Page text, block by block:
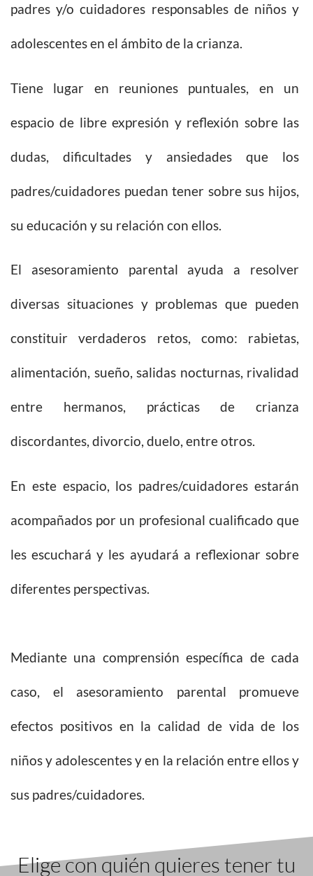
padres y/o cuidadores responsables de niños y
adolescentes en el ámbito de la crianza.
Tiene lugar en reuniones puntuales, en un
espacio de libre expresión y reflexión sobre las
dudas, dificultades y ansiedades que los
padres/cuidadores puedan tener sobre sus hijos,
su educación y su relación con ellos.
El asesoramiento parental ayuda a resolver
diversas situaciones y problemas que pueden
constituir verdaderos retos, como: rabietas,
alimentación, sueño, salidas nocturnas, rivalidad
entre hermanos, prácticas de crianza
discordantes, divorcio, duelo, entre otros.
En este espacio, los padres/cuidadores estarán
acompañados por un profesional cualificado que
les escuchará y les ayudará a reflexionar sobre
diferentes perspectivas.
Mediante una comprensión específica de cada
caso, el asesoramiento parental promueve
efectos positivos en la calidad de vida de los
niños y adolescentes y en la relación entre ellos y
sus padres/cuidadores.
Elige con quién quieres tener tu